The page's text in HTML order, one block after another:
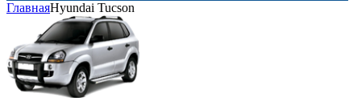
ГлавнаяHyundai Tucson